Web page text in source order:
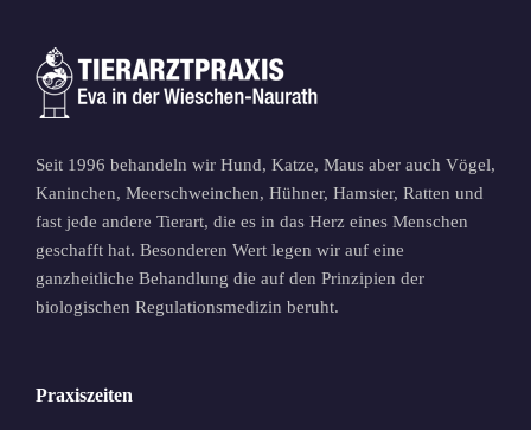
Seit 1996 behandeln wir Hund, Katze, Maus aber auch Vögel,
Kaninchen, Meerschweinchen, Hühner, Hamster, Ratten und
fast jede andere Tierart, die es in das Herz eines Menschen
geschafft hat. Besonderen Wert legen wir auf eine
ganzheitliche Behandlung die auf den Prinzipien der
biologischen Regulationsmedizin beruht.
Praxiszeiten